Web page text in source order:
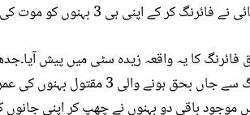
کر کے اپنی ہی 3 بہنوں کو موت کی نیند سلا دیا۔
فائرنگ کا یہ واقعہ زیدہ سٹی میں پیش
موجود باقی دو بہنوں نے چھپ کر اپنی